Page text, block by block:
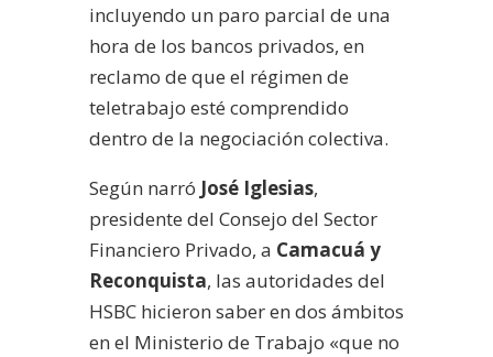
incluyendo un paro parcial de una
hora de los bancos privados, en
reclamo de que el régimen de
teletrabajo esté comprendido
dentro de la negociación colectiva.
Según narró José Iglesias,
presidente del Consejo del Sector
Financiero Privado, a Camacuá y
Reconquista, las autoridades del
HSBC hicieron saber en dos ámbitos
en el Ministerio de Trabajo «que no